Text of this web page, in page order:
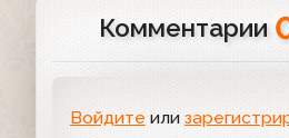
Комментарии
Войдите или